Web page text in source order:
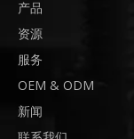
产品
资源
服务
OEM & ODM
新闻